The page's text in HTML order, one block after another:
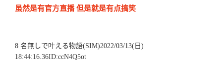
虽然是有官方直播 但是就是有点搞笑
8 名無しで叶える物語(SIM)2022/03/13(日)
18:44:16.36ID:ccN4Q5ot